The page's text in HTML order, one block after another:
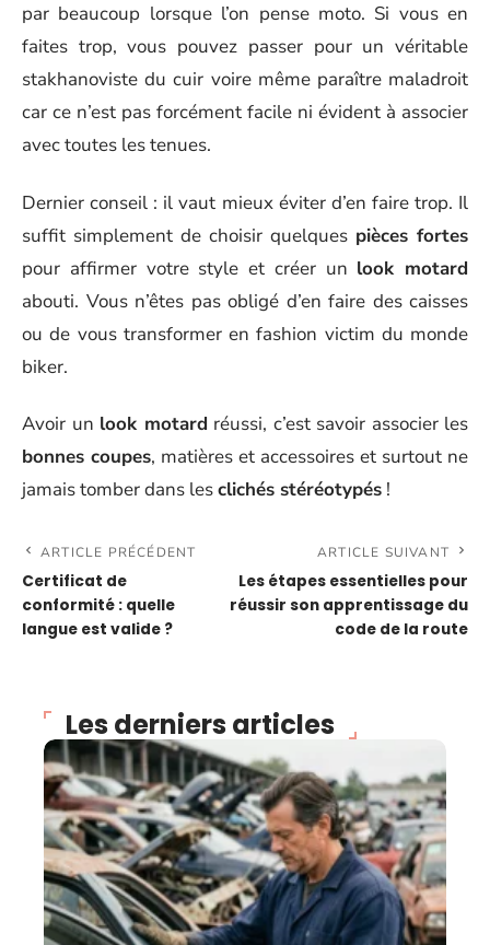
par beaucoup lorsque l’on pense moto. Si vous en
faites trop, vous pouvez passer pour un véritable
stakhanoviste du cuir voire même paraître maladroit
car ce n’est pas forcément facile ni évident à associer
avec toutes les tenues.
Dernier conseil : il vaut mieux éviter d’en faire trop. Il
suffit simplement de choisir quelques pièces fortes
pour affirmer votre style et créer un look motard
abouti. Vous n’êtes pas obligé d’en faire des caisses
ou de vous transformer en fashion victim du monde
biker.
Avoir un look motard réussi, c’est savoir associer les
bonnes coupes, matières et accessoires et surtout ne
jamais tomber dans lesclichés stéréotypés !
ARTICLE PRÉCÉDENT
Certificat de
conformité : quelle
langue est valide ?
ARTICLE SUIVANT
Les étapes essentielles pour
réussir son apprentissage du
code de la route
Les derniers articles